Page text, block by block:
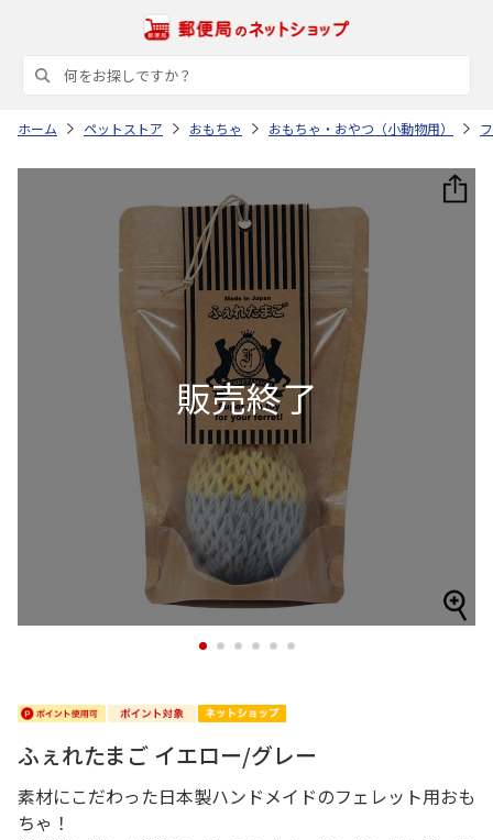
ホーム ペットストア おもちゃ おもちゃ・おやつ（小動物用）
1 2 3 4 5 6
ふぇれたまご イエロー/グレー
素材にこだわった日本製ハンドメイドのフェレット用おも
ちゃ！